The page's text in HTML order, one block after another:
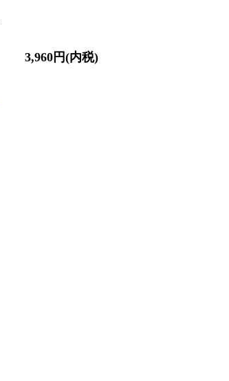
3,960円(内税)